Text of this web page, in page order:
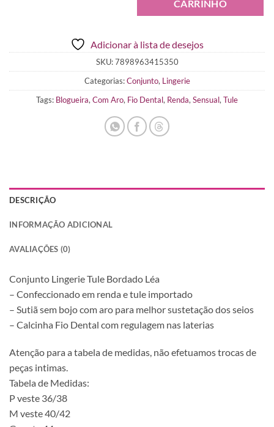
R$ 0,00
CARRINHO
Adicionar à lista de desejos
SKU:7898963415350
Categorias:Conjunto, Lingerie
Tags: Blogueira, Com Aro, Fio Dental, Renda, Sensual, Tule
DESCRIÇÃO
INFORMAÇÃO ADICIONAL
AVALIAÇÕES (0)
Conjunto Lingerie Tule Bordado Léa
– Confeccionado em renda e tule importado
– Sutiã sem bojo com aro para melhor sustetação dos seios
– Calcinha Fio Dental com regulagem nas laterias
Atenção para a tabela de medidas, não efetuamos trocas de
peças intimas.
Tabela de Medidas:
P veste 36/38
M veste 40/42